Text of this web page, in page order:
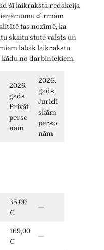
šī laikraksta redakcija
«firmām
tas nozīmē, ka
skaitu stutē valsts un
labāk laikrakstu
no darbiniekiem.
2026.
gads
Privāt
perso
nām
2026.
gads
Juridi
skām
perso
nām
35,00
€
—
169,00
€
—